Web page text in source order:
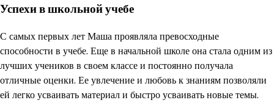
Успехи в школьной учебе
С самых первых лет Маша проявляла превосходные
способности в учебе. Еще в начальной школе она стала одним из
лучших учеников в своем классе и постоянно получала
отличные оценки. Ее увлечение и любовь к знаниям позволяли
ей легко усваивать материал и быстро усваивать новые темы.